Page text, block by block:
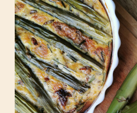
Frittata ze